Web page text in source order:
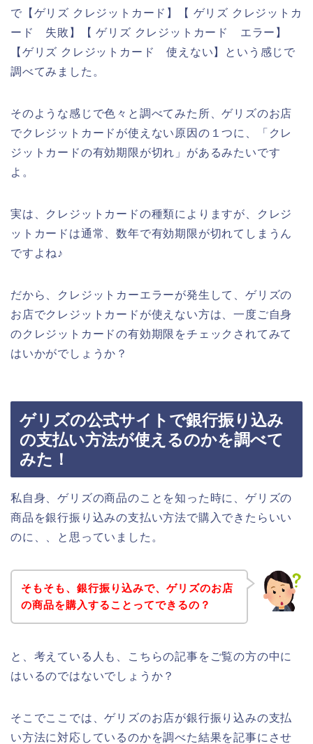
で【ゲリズ クレジットカード】【 ゲリズ クレジットカ
ード 失敗】【 ゲリズ クレジットカード エラー】
【ゲリズ クレジットカード 使えない】という感じで
調べてみました。
そのような感じで色々と調べてみた所、ゲリズのお店
でクレジットカードが使えない原因の１つに、「クレ
ジットカードの有効期限が切れ」があるみたいです
よ。
実は、クレジットカードの種類によりますが、クレジ
ットカードは通常、数年で有効期限が切れてしまうん
ですよね♪
だから、クレジットカーエラーが発生して、ゲリズの
お店でクレジットカードが使えない方は、一度ご自身
のクレジットカードの有効期限をチェックされてみて
はいかがでしょうか？
ゲリズの公式サイトで銀行振り込み
の支払い方法が使えるのかを調べて
みた！
私自身、ゲリズの商品のことを知った時に、ゲリズの
商品を銀行振り込みの支払い方法で購入できたらいい
のに、、と思っていました。
そもそも、銀行振り込みで、ゲリズのお店
の商品を購入することってできるの？
と、考えている人も、こちらの記事をご覧の方の中に
はいるのではないでしょうか？
そこでここでは、ゲリズのお店が銀行振り込みの支払
い方法に対応しているのかを調べた結果を記事にさせ